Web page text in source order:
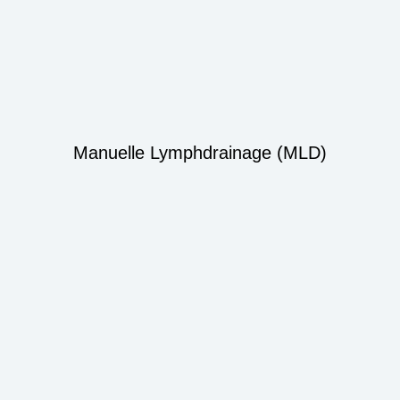
Manuelle Lymphdrainage (MLD)